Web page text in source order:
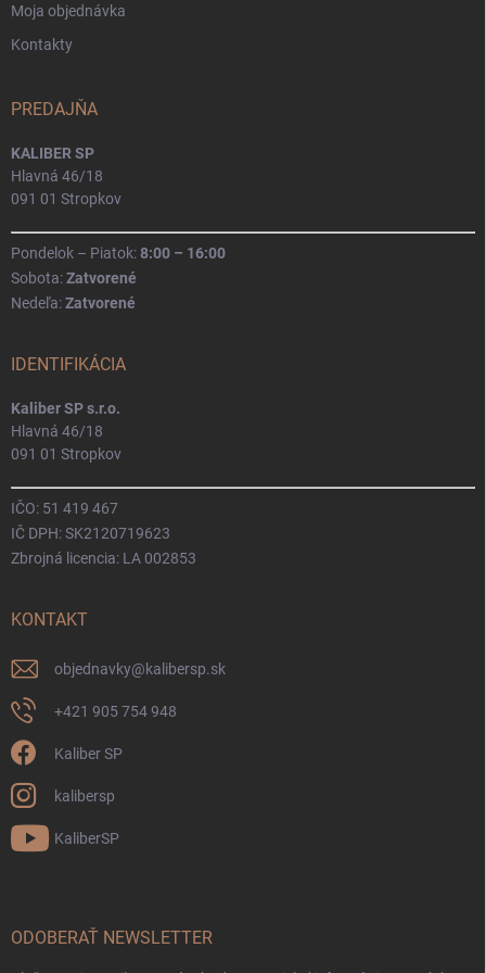
Moja objednávka
Kontakty
PREDAJŇA
KALIBER SP
Hlavná 46/18
091 01 Stropkov
Pondelok – Piatok:8:00 – 16:00
Sobota:Zatvorené
Nedeľa:Zatvorené
IDENTIFIKÁCIA
Kaliber SP s.r.o.
Hlavná 46/18
091 01 Stropkov
IČO: 51 419 467
IČ DPH: SK2120719623
Zbrojná licencia: LA 002853
KONTAKT
objednavky@kalibersp.sk
+421 905 754 948
Kaliber SP
kalibersp
KaliberSP
ODOBERAŤ NEWSLETTER